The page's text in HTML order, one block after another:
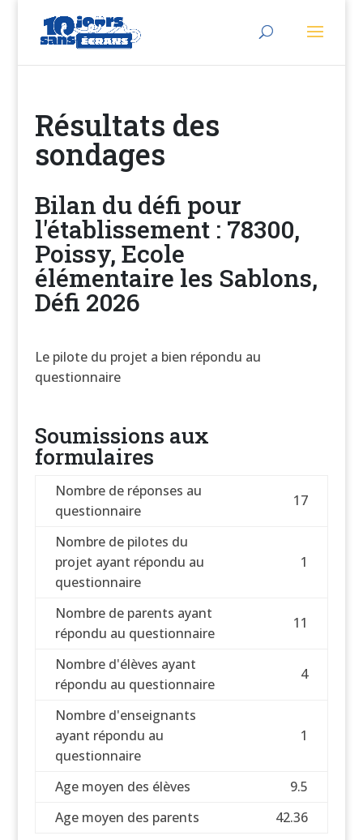
Résultats des
sondages
Bilan du défi pour
l'établissement : 78300,
Poissy, Ecole
élémentaire les Sablons,
Défi 2026
Le pilote du projet a bien répondu au
questionnaire
Soumissions aux
formulaires
Nombre de réponses au
questionnaire
17
Nombre de pilotes du
projet ayant répondu au
questionnaire
1
Nombre de parents ayant
répondu au questionnaire
11
Nombre d'élèves ayant
répondu au questionnaire
4
Nombre d'enseignants
ayant répondu au
questionnaire
1
Age moyen des élèves
9.5
Age moyen des parents
42.36